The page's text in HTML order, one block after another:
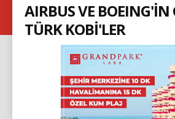
AIRBUS VE BOEING'İN
TÜRK KOBİ'LER